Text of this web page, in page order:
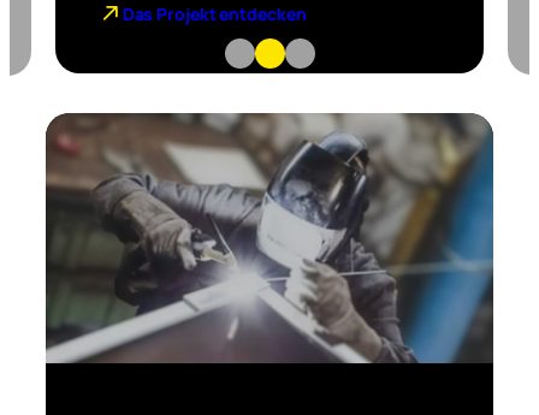
Das Projekt entdecken